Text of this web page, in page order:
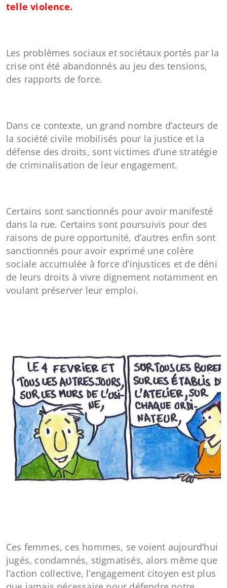
telle violence.
Les problèmes sociaux et sociétaux portés par la
crise ont été abandonnés au jeu des tensions,
des rapports de force.
Dans ce contexte, un grand nombre d’acteurs de
la société civile mobilisés pour la justice et la
défense des droits, sont victimes d’une stratégie
de criminalisation de leur engagement.
Certains sont sanctionnés pour avoir manifesté
dans la rue. Certains sont poursuivis pour des
raisons de pure opportunité, d’autres enfin sont
sanctionnés pour avoir exprimé une colère
sociale accumulée à force d’injustices et de déni
de leurs droits à vivre dignement notamment en
voulant préserver leur emploi.
Ces femmes, ces hommes, se voient aujourd’hui
jugés, condamnés, stigmatisés, alors même que
l’action collective, l’engagement citoyen est plus